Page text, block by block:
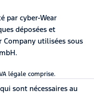
par cyber-Wear
déposées et
utilisées sous
légale comprise.
sont nécessaires au